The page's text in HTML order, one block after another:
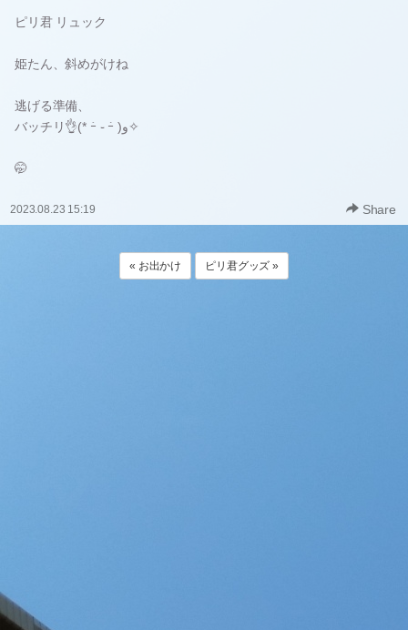
ピリ君 リュック
姫たん、斜めがけね
逃げる準備、
バッチリ👌(* ｰ̀ ֊ ｰ́ )و✧
🤭
2023.08.23 15:19 Share
« お出かけ ピリ君グッズ »